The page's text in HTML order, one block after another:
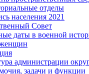
отделы
населения 2021
Совет
даты в военной
администрации
задачи и функции